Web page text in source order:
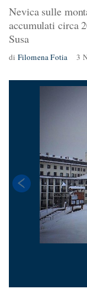
Nevica sulle
accumulati circa
Susa
di Filomena Fotia 3